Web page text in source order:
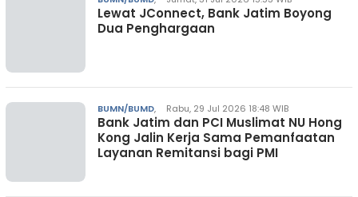
Lewat JConnect, Bank Jatim Boyong
Dua Penghargaan
BUMN/BUMD, Rabu, 29 Jul 2026 18:48 WIB
Bank Jatim dan PCI Muslimat NU Hong
Kong Jalin Kerja Sama Pemanfaatan
Layanan Remitansi bagi PMI